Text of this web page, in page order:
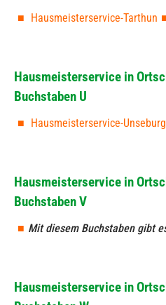
Hausmeisterservice-Tarthun
Hausmeisterservice in
Buchstaben U
Hausmeisterservice-Unseburg
Hausmeisterservice in
Buchstaben V
Mit diesem Buchstaben gibt
Hausmeisterservice in